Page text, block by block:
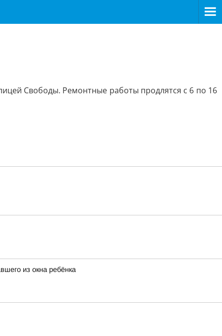
Свободы. Ремонтные работы продлятся с 6 по 16
из окна ребёнка